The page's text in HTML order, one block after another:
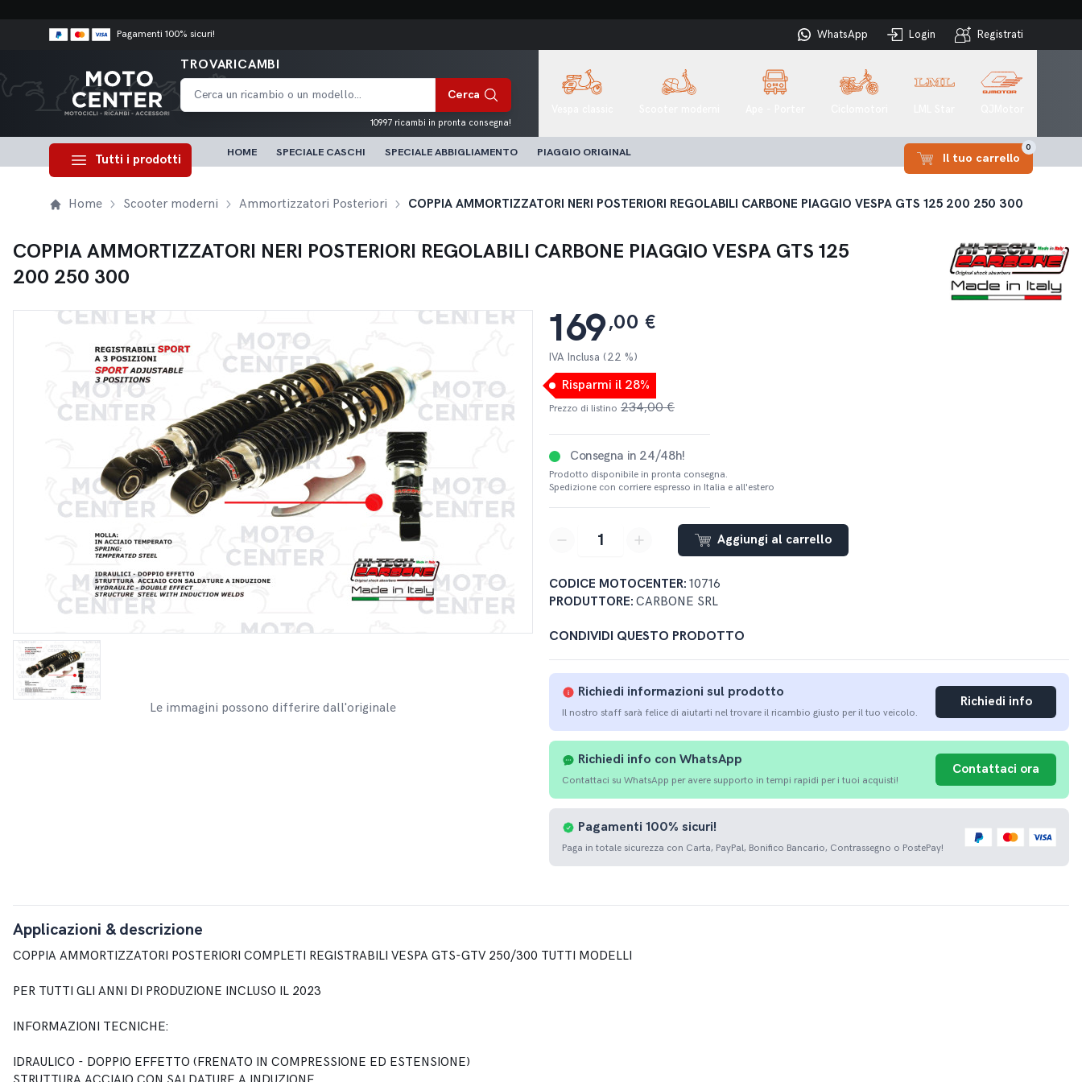
Pagamenti 100% sicuri! WhatsApp Login Registrati
TROVARICAMBI
Cerca
10997 ricambi in pronta consegna!
Tutti i prodotti
HOME SPECIALE CASCHI SPECIALE ABBIGLIAMENTO PIAGGIO ORIGINAL Il tuo carrello
0
Home Scooter moderni Ammortizzatori Posteriori COPPIA AMMORTIZZATORI NERI POSTERIORI REGOLABILI CARBONE PIAGGIO VESPA GTS 125 200 250 300
COPPIA AMMORTIZZATORI NERI POSTERIORI REGOLABILI CARBONE PIAGGIO VESPA GTS 125
200 250 300
Le immagini possono differire dall'originale
169,00 €
IVA Inclusa (22 %)
Risparmi il 28%
Prezzo di listino 234,00 €
Consegna in 24/48h!
Prodotto disponibile in pronta consegna.
Spedizione con corriere espresso in Italia e all'estero
button-minusbutton-plus
Aggiungi al carrello
CODICE MOTOCENTER: 10716
PRODUTTORE: CARBONE SRL
CONDIVIDI QUESTO PRODOTTO
Richiedi informazioni sul prodotto
Il nostro staff sarà felice di aiutarti nel trovare il ricambio giusto per il tuo veicolo.
Richiedi info
Richiedi info con WhatsApp
Contattaci su WhatsApp per avere supporto in tempi rapidi per i tuoi acquisti!
Contattaci ora
Pagamenti 100% sicuri!
Paga in totale sicurezza con Carta, PayPal, Bonifico Bancario, Contrassegno o PostePay!
Applicazioni & descrizione
COPPIA AMMORTIZZATORI POSTERIORI COMPLETI REGISTRABILI VESPA GTS-GTV 250/300 TUTTI MODELLI
PER TUTTI GLI ANNI DI PRODUZIONE INCLUSO IL 2023
INFORMAZIONI TECNICHE:
IDRAULICO - DOPPIO EFFETTO (FRENATO IN COMPRESSIONE ED ESTENSIONE)